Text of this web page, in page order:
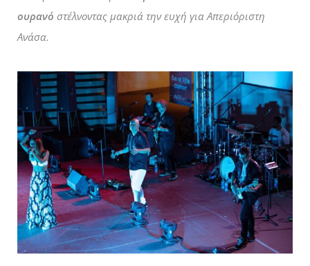
ουρανό στέλνοντας μακριά την ευχή για Απεριόριστη
Ανάσα.